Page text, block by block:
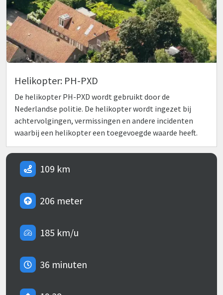
Helikopter: PH-PXD
De helikopter PH-PXD wordt gebruikt door de
Nederlandse politie. De helikopter wordt ingezet bij
achtervolgingen, vermissingen en andere incidenten
waarbij een helikopter een toegevoegde waarde heeft.
109 km
206 meter
185 km/u
36 minuten